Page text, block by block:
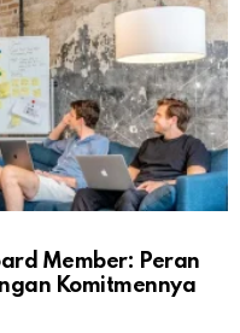
Member: Peran
Komitmennya